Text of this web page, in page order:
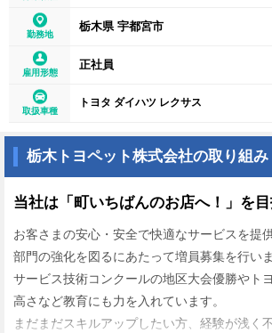
勤務地
栃木県 宇都宮市
雇用形態
正社員
取扱車種
トヨタ ダイハツ レクサス
栃木トヨペット株式会社の取り組み
当社は「町いちばんのお店へ！」を目
お客さまの安心・安全で快適なサービスを提
部門の強化を図るにあたって増員募集を行いま
サービス技術コンクールの地区大会優勝やト
高さなど教育にも力を入れています。
まだまだスキルアップしたい方、経験が浅く